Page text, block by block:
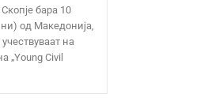
бара 10
од Македонија,
на
„Young Civil